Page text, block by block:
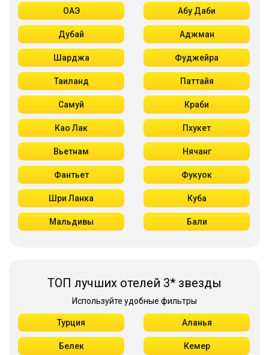
ОАЭ Абу Даби
Дубай Аджман
Шарджа Фуджейра
Таиланд Паттайя
Самуй Краби
Као Лак Пхукет
Вьетнам Нячанг
Фантьет Фукуок
Шри Ланка Куба
Мальдивы Бали
ТОП лучших отелей 3* звезды
Используйте удобные фильтры
Турция Аланья
Белек Кемер